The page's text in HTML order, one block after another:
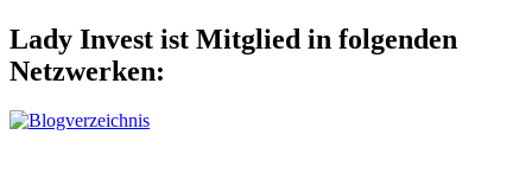
Lady Invest ist Mitglied in folgenden
Netzwerken: